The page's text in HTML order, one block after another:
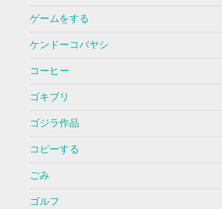
ゲームをする
ケンドーコバヤシ
コーヒー
ゴキブリ
ゴジラ作品
コピーする
ごみ
ゴルフ